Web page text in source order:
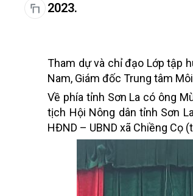
2023.
Tham dự và chỉ đạo Lớp tập
Nam, Giám đốc Trung tâm
Về phía tỉnh Sơn La có ông
tịch Hội Nông dân tỉnh Sơn
HĐND – UBND xã Chiềng Cọ